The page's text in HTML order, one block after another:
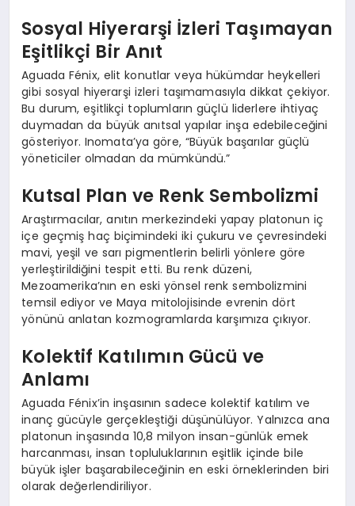
Sosyal Hiyerarşi İzleri Taşımayan
Eşitlikçi Bir Anıt
Aguada Fénix, elit konutlar veya hükümdar heykelleri
gibi sosyal hiyerarşi izleri taşımamasıyla dikkat çekiyor.
Bu durum, eşitlikçi toplumların güçlü liderlere ihtiyaç
duymadan da büyük anıtsal yapılar inşa edebileceğini
gösteriyor. Inomata’ya göre, “Büyük başarılar güçlü
yöneticiler olmadan da mümkündü.”
Kutsal Plan ve Renk Sembolizmi
Araştırmacılar, anıtın merkezindeki yapay platonun iç
içe geçmiş haç biçimindeki iki çukuru ve çevresindeki
mavi, yeşil ve sarı pigmentlerin belirli yönlere göre
yerleştirildiğini tespit etti. Bu renk düzeni,
Mezoamerika’nın en eski yönsel renk sembolizmini
temsil ediyor ve Maya mitolojisinde evrenin dört
yönünü anlatan kozmogramlarda karşımıza çıkıyor.
Kolektif Katılımın Gücü ve
Anlamı
Aguada Fénix’in inşasının sadece kolektif katılım ve
inanç gücüyle gerçekleştiği düşünülüyor. Yalnızca ana
platonun inşasında 10,8 milyon insan-günlük emek
harcanması, insan topluluklarının eşitlik içinde bile
büyük işler başarabileceğinin en eski örneklerinden biri
olarak değerlendiriliyor.